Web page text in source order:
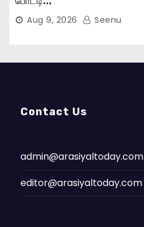
Aug 9, 2026 Seenu
Contact Us
admin@arasiyaltoday.com
editor@arasiyaltoday.com